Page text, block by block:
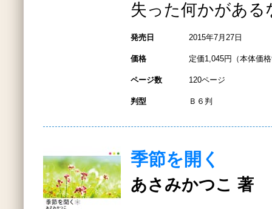
失った何かがあ
発売日 2015年7月27日
価格 定価1,045円（本体価
ページ数 120ページ
判型 Ｂ６判
季節を開く
あさみかつこ 著